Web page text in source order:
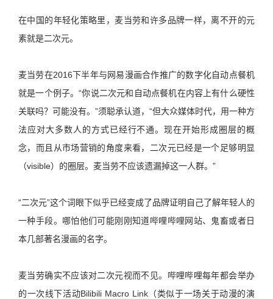
在中国的年轻化策略里，麦当劳和许多品牌一样，离不开的元
素就是二次元。
麦当劳在2016下半年与网易漫画合作推广的数字化自动点餐机
就是一个例子。“你说二次元和自动点餐机在内容上有什么硬性
关联吗？可能没有。”须聪承认道，“但大众媒体时代，用一种方
法应对大多数人的方式已经行不通。现在开始形成圈层的概
念，而且从市场营销的角度来看，二次元已经是一个足够明显
（visible）的圈层。麦当劳不应该遗漏掉这一人群。”
“二次元”这个词眼下似乎已经变成了品牌证明自己了解年轻人的
一种手段。哪怕他们可能刚刚知道哔哩哔哩网站、鬼畜或者日
本几部著名漫画的名字。
麦当劳确实不应该对二次元视而不见。哔哩哔哩每年都会举办
的一次线下活动Bilibili Macro Link（类似于一场关于动漫的演